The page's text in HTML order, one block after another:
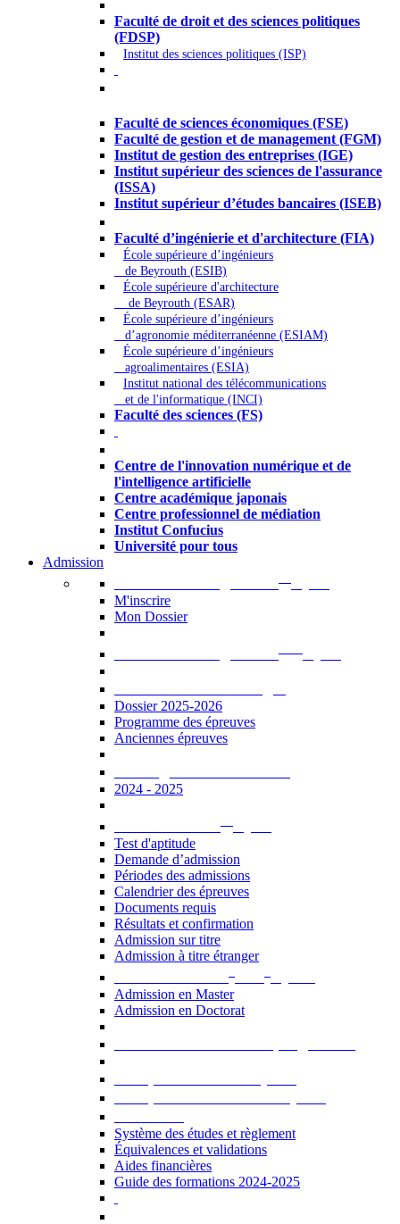
Faculté de droit et des sciences politiques
(FDSP)
Institut des sciences politiques (ISP)
Faculté de sciences économiques (FSE)
Faculté de gestion et de management (FGM)
Institut de gestion des entreprises (IGE)
Institut supérieur des sciences de l'assurance
(ISSA)
Institut supérieur d’études bancaires (ISEB)
Faculté d’ingénierie et d'architecture (FIA)
École supérieure d’ingénieurs
de Beyrouth (ESIB)
École supérieure d'architecture
de Beyrouth (ESAR)
École supérieure d’ingénieurs
d’agronomie méditerranéenne (ESIAM)
École supérieure d’ingénieurs
agroalimentaires (ESIA)
Institut national des télécommunications
et de l'informatique (INCI)
Faculté des sciences (FS)
Centre de l'innovation numérique et de
l'intelligence artificielle
Centre académique japonais
Centre professionnel de médiation
Institut Confucius
Université pour tous
Admission
M'inscrire
Mon Dossier
Dossier 2025-2026
Programme des épreuves
Anciennes épreuves
2024 - 2025
Test d'aptitude
Demande d’admission
Périodes des admissions
Calendrier des épreuves
Documents requis
Résultats et confirmation
Admission sur titre
Admission à titre étranger
Admission en Master
Admission en Doctorat
Système des études et règlement
Équivalences et validations
Aides financières
Guide des formations 2024-2025